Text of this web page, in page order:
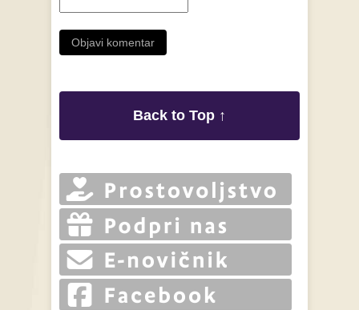
Back to Top ↑